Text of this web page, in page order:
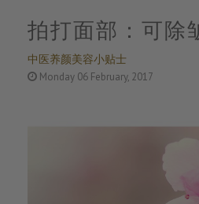
中医养颜美容小贴士
拍打面部：可除
健
Monday 06 February, 2017